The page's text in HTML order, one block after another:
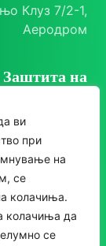
ви
при
на
се
колачиња.
колачиња да
се
Клуз 7/2-1,
Аеродром
Заштита на
Политика на
приватност
за колачиња
Следете нè
Instagram
Facebook